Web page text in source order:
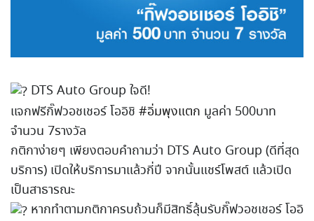
DTS Auto Group ใจดี!
แจกฟรีกิ๊ฟวอชเชอร์ โออิชิ #อิ่มพุงแตก มูลค่า 500บาท
จำนวน 7รางวัล
กติกาง่ายๆ เพียงตอบคำถามว่า DTS Auto Group (ดีที่สุด
บริการ) เปิดให้บริการมาแล้วกี่ปี จากนั้นแชร์โพสต์ แล้วเปิด
เป็นสาธารณะ
หากทำตามกติกาครบถ้วนก็มีสิทธิ์ลุ้นรับกิ๊ฟวอชเชอร์ โออิ